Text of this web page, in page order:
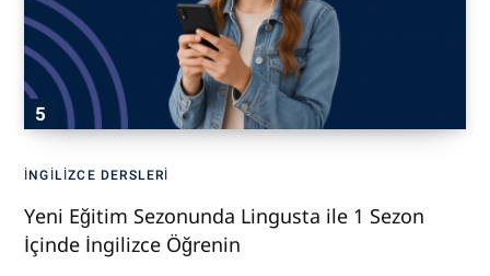
İNGILIZCE DERSLERI
Yeni Eğitim Sezonunda Lingusta ile 1 Sezon
İçinde İngilizce Öğrenin